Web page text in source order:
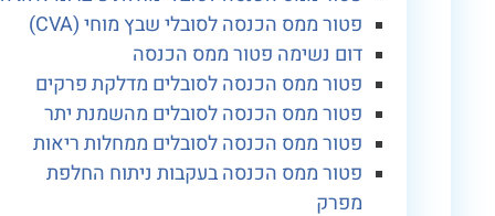
פטור ממס הכנסה לסובלי שבץ מוחי (CVA)
דום נשימה פטור ממס הכנסה
פטור ממס הכנסה לסובלים מדלקת פרקים
פטור ממס הכנסה לסובלים מהשמנת יתר
פטור ממס הכנסה לסובלים ממחלות ריאות
פטור ממס הכנסה בעקבות ניתוח החלפת